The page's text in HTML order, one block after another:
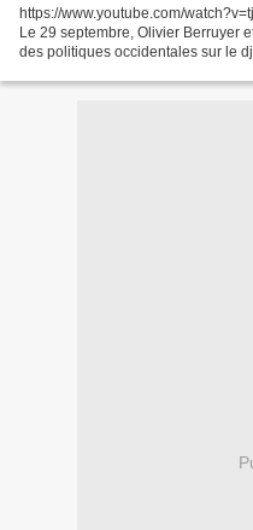
https://www.youtube.com/
Le 29 septembre, Olivier Berruyer
des politiques occidentales sur le